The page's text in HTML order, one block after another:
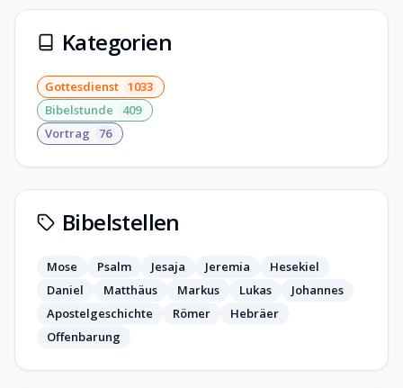
Kategorien
Gottesdienst 1033
Bibelstunde
409
Vortrag
76
Bibelstellen
Mose Psalm Jesaja Jeremia
Hesekiel
Daniel
Matthäus Markus Lukas
Johannes
Apostelgeschichte
Römer
Hebräer
Offenbarung